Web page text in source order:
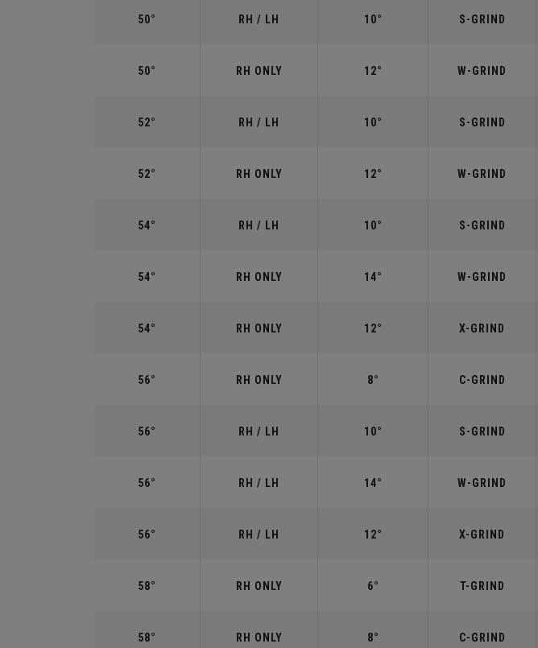
50° RH / LH 10° S-GRIND
50° RH ONLY 12° W-GRIND
52° RH / LH 10° S-GRIND
52° RH ONLY 12° W-GRIND
54° RH / LH 10° S-GRIND
54° RH ONLY 14° W-GRIND
54° RH ONLY 12° X-GRIND
56° RH ONLY 8° C-GRIND
56° RH / LH 10° S-GRIND
56° RH / LH 14° W-GRIND
56° RH / LH 12° X-GRIND
58° RH ONLY 6° T-GRIND
58° RH ONLY 8° C-GRIND